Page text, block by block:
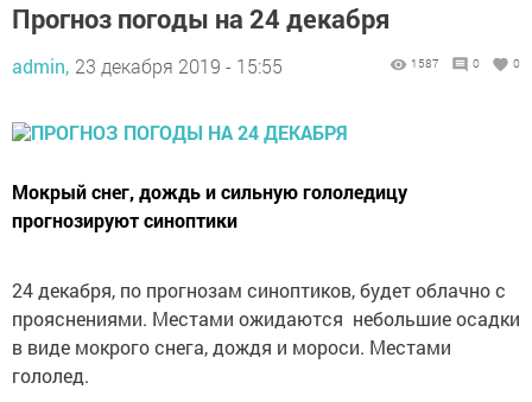
Прогноз погоды на 24 декабря
admin, 23 декабря 2019 - 15:55 1587 0 0
Мокрый снег, дождь и сильную гололедицу
прогнозируют синоптики
24 декабря, по прогнозам синоптиков, будет облачно с
прояснениями. Местами ожидаются небольшие осадки
в виде мокрого снега, дождя и мороси. Местами
гололед.